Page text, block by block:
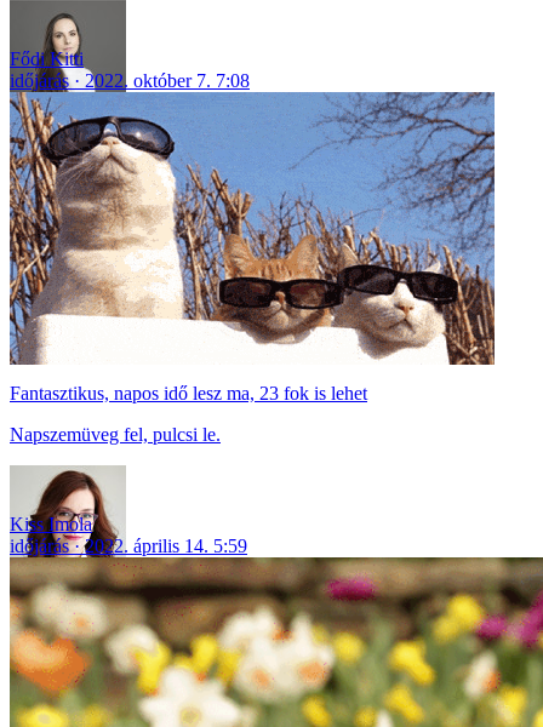
Fődi Kitti
időjárás
2022. október 7. 7:08
Fantasztikus, napos idő lesz ma, 23 fok is lehet
Napszemüveg fel, pulcsi le.
Kiss Imola
időjárás
2022. április 14. 5:59